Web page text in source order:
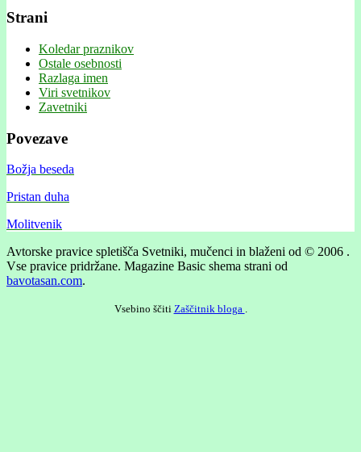
Strani
Koledar praznikov
Ostale osebnosti
Razlaga imen
Viri svetnikov
Zavetniki
Povezave
Božja beseda
Pristan duha
Molitvenik
Avtorske pravice spletišča Svetniki, mučenci in blaženi od © 2006 .
Vse pravice pridržane. Magazine Basic shema strani od
bavotasan.com.
Vsebino ščiti Zaščitnik bloga .